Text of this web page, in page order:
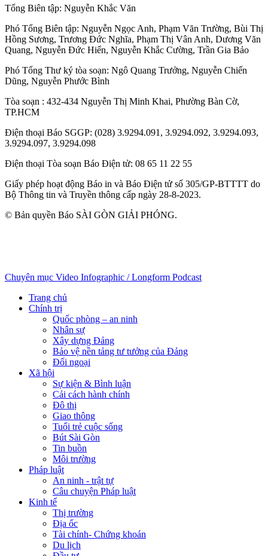
Tổng Biên tập: Nguyễn Khắc Văn
Phó Tổng Biên tập: Nguyễn Ngọc Anh, Phạm Văn Trường, Bùi Thị
Hồng Sương, Trương Đức Nghĩa, Phạm Thị Vân Anh, Dương Văn
Quang, Nguyễn Đức Hiển, Nguyễn Khắc Cường, Trần Gia Bảo
Phó Tổng Thư ký tòa soạn: Ngô Quang Trưởng, Nguyễn Chiến
Dũng, Nguyễn Phước Bình
Tòa soạn : 432-434 Nguyễn Thị Minh Khai, Phường Bàn Cờ,
TP.HCM
Điện thoại Báo SGGP: (028) 3.9294.091, 3.9294.092, 3.9294.093,
3.9294.097, 3.9294.098
Điện thoại Tòa soạn Báo Điện tử: 08 65 11 22 55
Giấy phép hoạt động Báo in và Báo Điện tử số 305/GP-BTTTT do
Bộ Thông tin và Truyền thông cấp ngày 28-8-2023.
© Bản quyền Báo SÀI GÒN GIẢI PHÓNG.
Chuyên mục Video Infographic / Longform Podcast
Trang chủ
Chính trị
Quốc phòng – an ninh
Nhân sự
Xây dựng Đảng
Bảo vệ nền tảng tư tưởng của Đảng
Đối ngoại
Xã hội
Sự kiện & Bình luận
Cải cách hành chính
Đô thị
Giao thông
Tuổi trẻ cuộc sống
Bút Sài Gòn
Tin buồn
Môi trường
Pháp luật
An ninh - trật tự
Câu chuyện Pháp luật
Kinh tế
Thị trường
Địa ốc
Tài chính- Chứng khoán
Du lịch